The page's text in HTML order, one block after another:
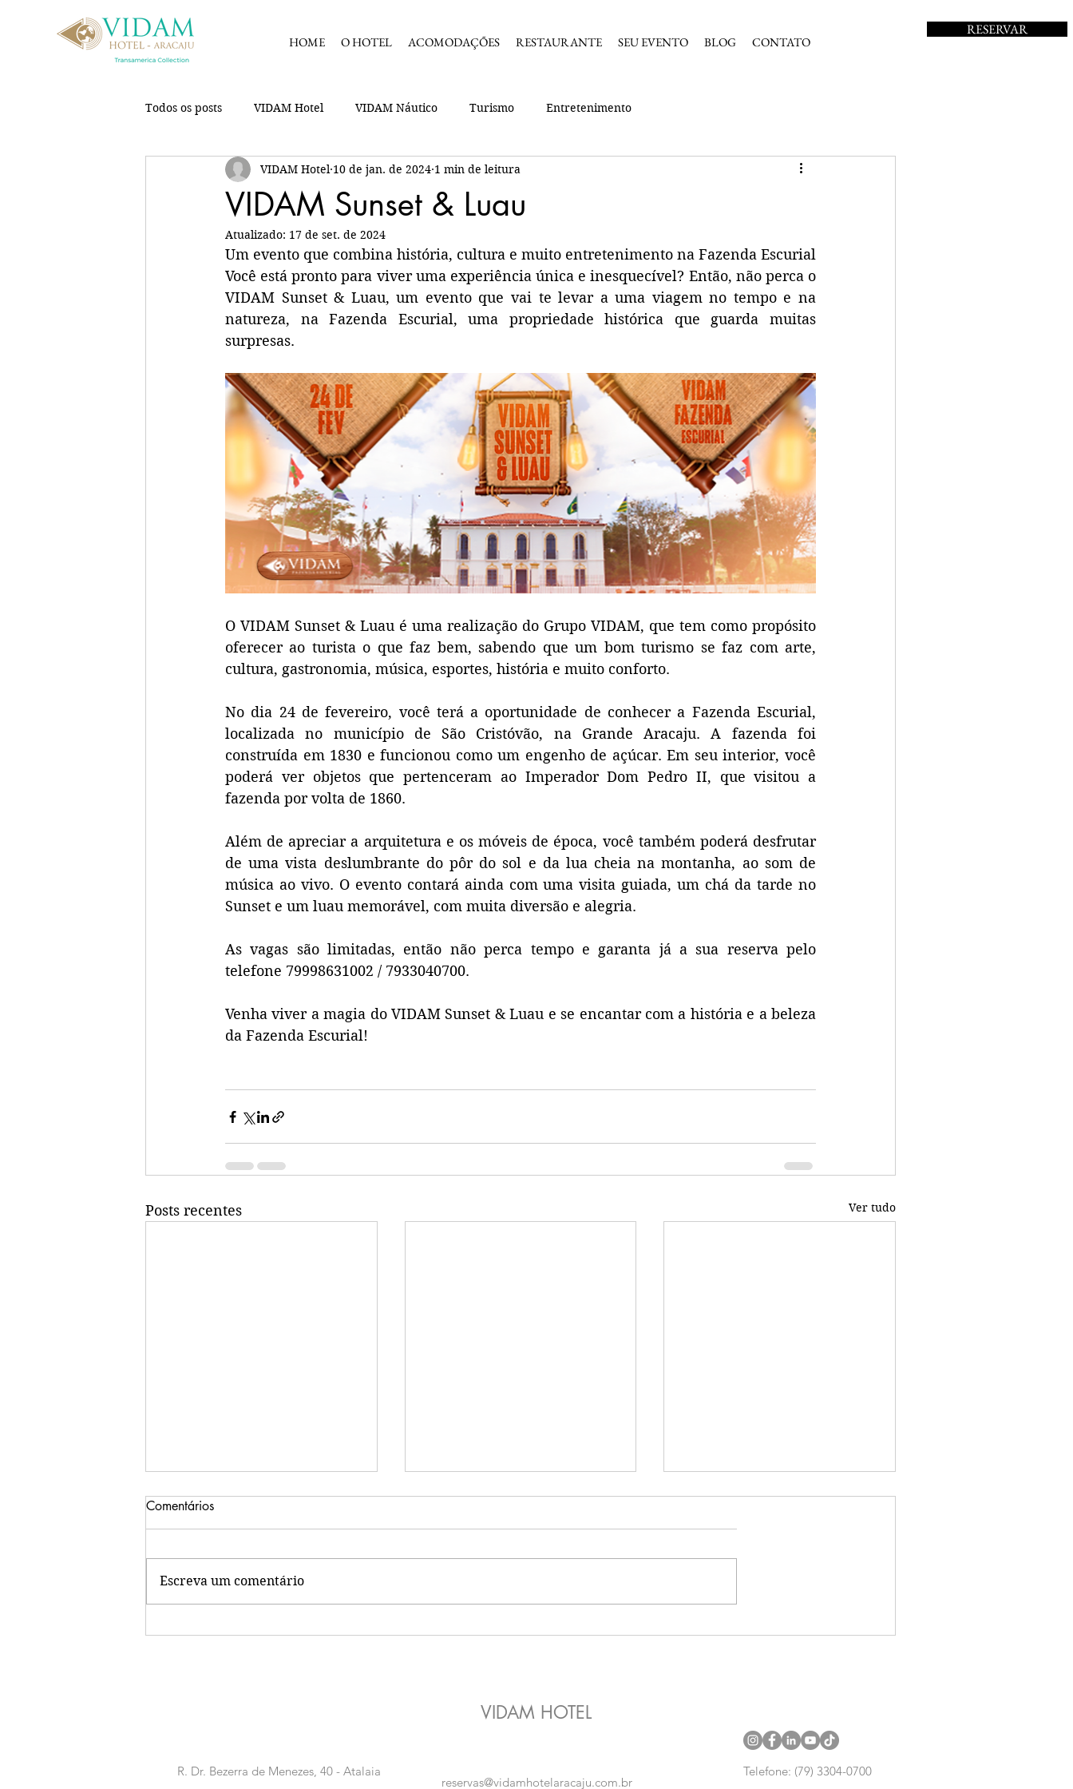
HOME O HOTEL ACOMODAÇÕES RESTAURANTE SEU EVENTO BLOG CONTATO
RESERVAR
Todos os posts VIDAM Hotel VIDAM Náutico Turismo Entretenimento
VIDAM Sunset & Luau
VIDAM Hotel 10 de jan. de 2024 1 min de leitura
Atualizado: 17 de set. de 2024
Um evento que combina história, cultura e muito entretenimento na Fazenda Escurial
Você está pronto para viver uma experiência única e inesquecível? Então, não perca o
VIDAM Sunset & Luau, um evento que vai te levar a uma viagem no tempo e na
natureza, na Fazenda Escurial, uma propriedade histórica que guarda muitas
surpresas.
O VIDAM Sunset & Luau é uma realização do Grupo VIDAM, que tem como propósito
oferecer ao turista o que faz bem, sabendo que um bom turismo se faz com arte,
cultura, gastronomia, música, esportes, história e muito conforto.
No dia 24 de fevereiro, você terá a oportunidade de conhecer a Fazenda Escurial,
localizada no município de São Cristóvão, na Grande Aracaju. A fazenda foi
construída em 1830 e funcionou como um engenho de açúcar. Em seu interior, você
poderá ver objetos que pertenceram ao Imperador Dom Pedro II, que visitou a
fazenda por volta de 1860.
Além de apreciar a arquitetura e os móveis de época, você também poderá desfrutar
de uma vista deslumbrante do pôr do sol e da lua cheia na montanha, ao som de
música ao vivo. O evento contará ainda com uma visita guiada, um chá da tarde no
Sunset e um luau memorável, com muita diversão e alegria.
As vagas são limitadas, então não perca tempo e garanta já a sua reserva pelo
telefone 79998631002 / 7933040700.
Venha viver a magia do VIDAM Sunset & Luau e se encantar com a história e a beleza
da Fazenda Escurial!
Posts recentes Ver tudo
Comentários
Escreva um comentário
VIDAM HOTEL
R. Dr. Bezerra de Menezes, 40 - Atalaia
reservas@vidamhotelaracaju.com.br
Telefone: (79) 3304-0700